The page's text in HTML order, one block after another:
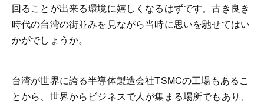
回ることが出来る環境に嬉しくなるはずです。古き良き
時代の台湾の街並みを見ながら当時に思いを馳せてはい
かがでしょうか。
台湾が世界に誇る半導体製造会社TSMCの工場もあるこ
とから、世界からビジネスで人が集まる場所でもあり、